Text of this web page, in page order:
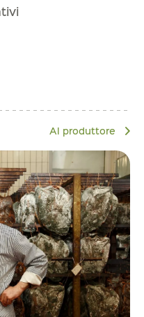
Al produttore